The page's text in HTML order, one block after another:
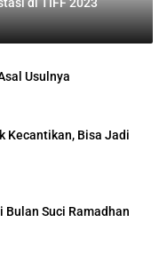
Usulnya
Kecantikan, Bisa Jadi
Suci Ramadhan